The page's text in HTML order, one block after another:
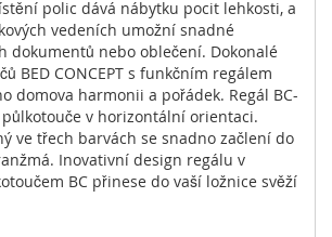
polic dává nábytku pocit lehkosti, a
vedeních umožní snadné
dokumentů nebo oblečení. Dokonalé
BED CONCEPT s funkčním regálem
domova harmonii a pořádek. Regál BC-
v horizontální orientaci.
ve třech barvách se snadno začlení do
Inovativní design regálu v
BC přinese do vaší ložnice svěží